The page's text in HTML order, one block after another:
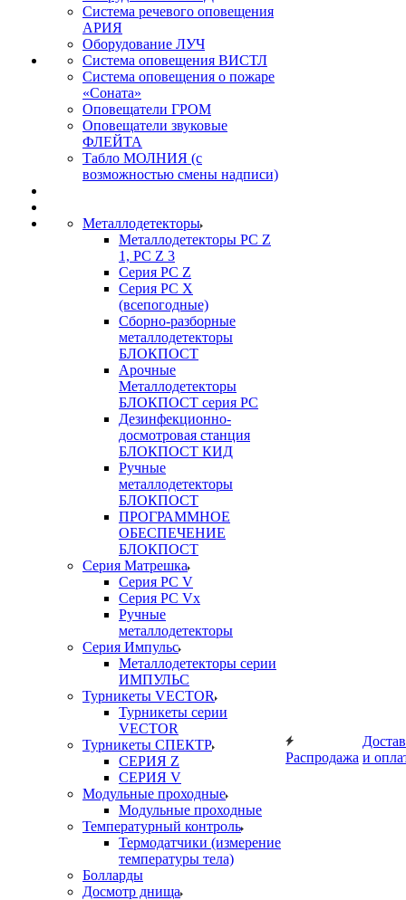
Система речевого оповещения
АРИЯ
Оборудование ЛУЧ
Система оповещения ВИСТЛ
Система оповещения о пожаре
«Соната»
Оповещатели ГРОМ
Оповещатели звуковые
ФЛЕЙТА
Табло МОЛНИЯ (с
возможностью смены надписи)
Металлодетекторы
Металлодетекторы РС Z
1, PC Z 3
Серия РС Z
Серия РС X
(всепогодные)
Сборно-разборные
металлодетекторы
БЛОКПОСТ
Арочные
Металлодетекторы
БЛОКПОСТ серия РС
Дезинфекционно-
досмотровая станция
БЛОКПОСТ КИД
Ручные
металлодетекторы
БЛОКПОСТ
ПРОГРАММНОЕ
ОБЕСПЕЧЕНИЕ
БЛОКПОСТ
Серия Матрешка
Серия PC V
Серия PC Vx
Ручные
металлодетекторы
Серия Импульс
Металлодетекторы серии
ИМПУЛЬС
Турникеты VECTOR
Турникеты серии
VECTOR
Турникеты СПЕКТР
СЕРИЯ Z
СЕРИЯ V
Модульные проходные
Модульные проходные
Температурный контроль
Термодатчики (измерение
температуры тела)
Болларды
Досмотр днища
Распродажа и